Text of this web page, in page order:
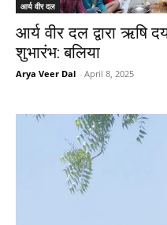
आर्य वीर दल
आर्य वीर दल द्वारा ऋषि
शुभारंभ: बलिया
Arya Veer Dal - April 8, 2025